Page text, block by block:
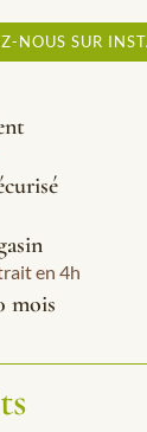
NOUS SUR
en 4h
mois